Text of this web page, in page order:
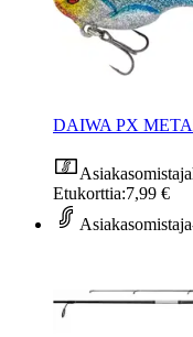
DAIWA PX
Etukorttia:7,99 €